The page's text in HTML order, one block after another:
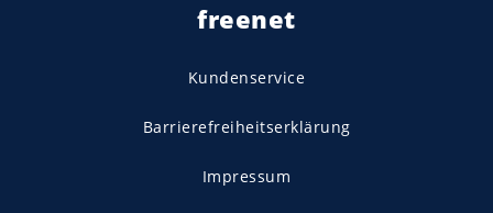
freenet
Kundenservice
Barrierefreiheitserklärung
Impressum